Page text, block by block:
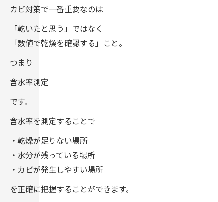
カビ対策で一番重要なのは
「乾いたと思う」ではなく
「数値で乾燥を確認する」こと。
つまり
含水率測定
です。
含水率を測定することで
・乾燥が足りない場所
・水分が残っている場所
・カビが発生しやすい場所
を正確に把握することができます。